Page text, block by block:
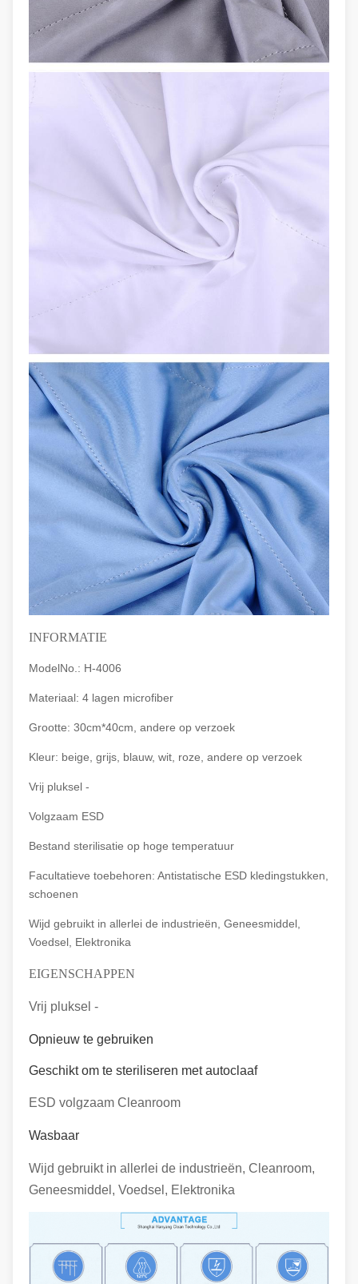
INFORMATIE
ModelNo.: H-4006
Materiaal: 4 lagen microfiber
Grootte: 30cm*40cm, andere op verzoek
Kleur: beige, grijs, blauw, wit, roze, andere op verzoek
Vrij pluksel -
Volgzaam ESD
Bestand sterilisatie op hoge temperatuur
Facultatieve toebehoren: Antistatische ESD kledingstukken,
schoenen
Wijd gebruikt in allerlei de industrieën, Geneesmiddel,
Voedsel, Elektronika
EIGENSCHAPPEN
Vrij pluksel -
Opnieuw te gebruiken
Geschikt om te steriliseren met autoclaaf
ESD volgzaam Cleanroom
Wasbaar
Wijd gebruikt in allerlei de industrieën, Cleanroom,
Geneesmiddel, Voedsel, Elektronika